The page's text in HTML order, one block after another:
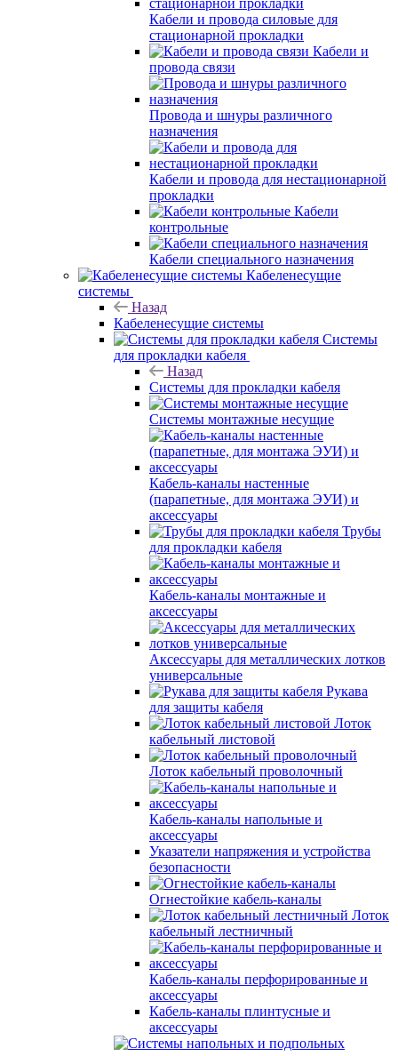
Кабели и провода силовые для
стационарной прокладки
Кабели и
провода связи
Провода и шнуры различного
назначения
Кабели и провода для нестационарной
прокладки
Кабели
контрольные
Кабели специального назначения
Кабеленесущие
системы
Назад
Кабеленесущие системы
Системы
для прокладки кабеля
Назад
Системы для прокладки кабеля
Системы монтажные несущие
Кабель-каналы настенные
(парапетные, для монтажа ЭУИ) и
аксессуары
Трубы
для прокладки кабеля
Кабель-каналы монтажные и
аксессуары
Аксессуары для металлических лотков
универсальные
Рукава
для защиты кабеля
Лоток
кабельный листовой
Лоток кабельный проволочный
Кабель-каналы напольные и
аксессуары
Указатели напряжения и устройства
безопасности
Огнестойкие кабель-каналы
Лоток
кабельный лестничный
Кабель-каналы перфорированные и
аксессуары
Кабель-каналы плинтусные и
аксессуары